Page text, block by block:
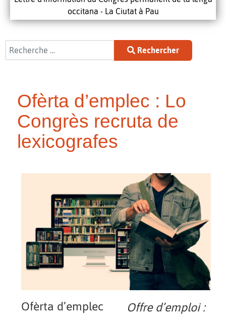
occitana - La Ciutat à Pau
Rechercher
Rechercher
Ofèrta d’emplec : Lo
Congrès recruta de
lexicografes
Ofèrta d’emplec
Offre d’emploi :